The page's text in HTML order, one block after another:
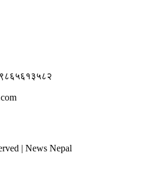
९८६५६१३५८२
| News Nepal